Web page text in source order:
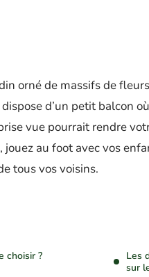
orné de massifs de
d’un petit balcon
vue pourrait rendre
jouez au foot avec vos
tous vos voisins.
choisir ?
Les
sur